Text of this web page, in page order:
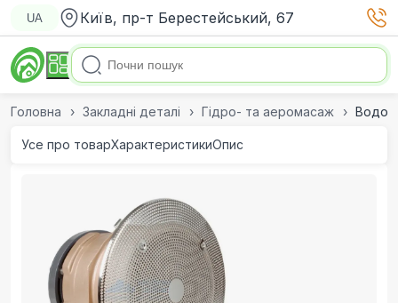
UA Київ, пр-т Берестейський, 67
Головна Закладні деталі Гідро- та аеромасаж
Усе про товарХарактеристикиОпис